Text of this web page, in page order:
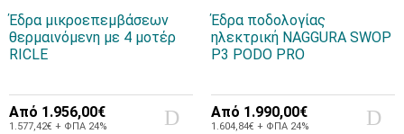
Έδρα μικροεπεμβάσεων
θερμαινόμενη με 4 μοτέρ
RICLE
Από 1.956,00€
1.577,42€ + ΦΠΑ 24%
Έδρα ποδολογίας
ηλεκτρική NAGGURA SWOP
P3 PODO PRO
Από 1.990,00€
1.604,84€ + ΦΠΑ 24%